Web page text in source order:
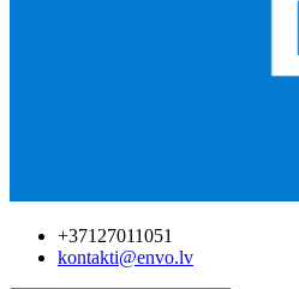
+37127011051
kontakti@envo.lv